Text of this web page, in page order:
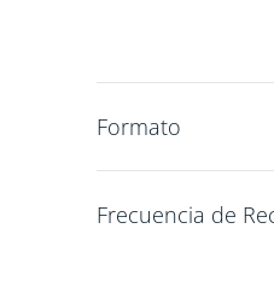
Formato
Frecuencia de